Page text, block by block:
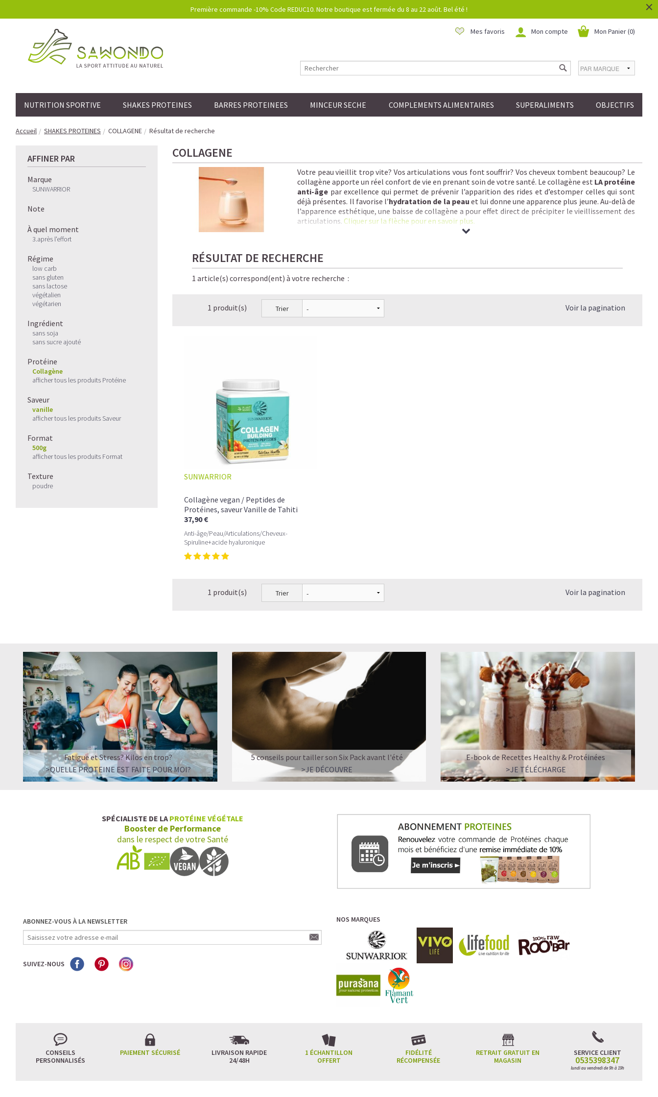
Première commande -10% Code REDUC10. Notre boutique est fermée du 8 au 22 août. Bel été ! ×
Mon Panier (0)
Mon compte
Mes favoris
NUTRITION SPORTIVE SHAKES PROTEINES BARRES PROTEINEES MINCEUR SECHE COMPLEMENTS ALIMENTAIRES SUPERALIMENTS OBJECTIFS
Accueil SHAKES PROTEINES COLLAGENE Résultat de recherche
AFFINER PAR
Marque
SUNWARRIOR
Note
À quel moment
3.après l'effort
Régime
low carb
sans gluten
sans lactose
végétalien
végétarien
Ingrédient
sans soja
sans sucre ajouté
Protéine
Collagène
afficher tous les produits Protéine
Saveur
vanille
afficher tous les produits Saveur
Format
500g
afficher tous les produits Format
Texture
poudre
COLLAGENE
Votre peau vieillit trop vite? Vos articulations vous font souffrir? Vos cheveux tombent beaucoup? Le
collagène apporte un réel confort de vie en prenant soin de votre santé. Le collagène est LA protéine
anti-âge par excellence qui permet de prévenir l’apparition des rides et d’estomper celles qui sont
déjà présentes. Il favorise l’hydratation de la peau et lui donne une apparence plus jeune. Au-delà de
l’apparence esthétique, une baisse de collagène a pour effet direct de précipiter le vieillissement des
articulations. Cliquer sur la flèche pour en savoir plus.
En savoir plus sur notrecollagène végétal:
Les bienfaits méconnus du Collagène
Le Collagène peut-il faire maigrir?
Quelles sont les associations possibles avec le Collagène pour une meilleure efficacité ?
Quand faut-il prendre du Collagène?
Shake protéiné ou Collagène : comment choisir ?
Nos recettes à base de Collagène végan
RÉSULTAT DE RECHERCHE
1 article(s) correspond(ent) à votre recherche :
1 produit(s) Trier Voir la pagination
SUNWARRIOR
Collagène vegan / Peptides de
Protéines, saveur Vanille de Tahiti
37,90 €
Anti-âge/Peau/Articulations/Cheveux-
Spiruline+acide hyaluronique
1 produit(s) Trier Voir la pagination
Fatigue et Stress? Kilos en trop?
>QUELLE PROTEINE EST FAITE POUR MOI?
5 conseils pour tailler son Six Pack avant l'été
>JE DÉCOUVRE
E-book de Recettes Healthy & Protéinées
>JE TÉLÉCHARGE
SPÉCIALISTE DE LA PROTÉINE VÉGÉTALE
Booster de Performance
dans le respect de votre Santé
ABONNEZ-VOUS À LA NEWSLETTER
SUIVEZ-NOUS
NOS MARQUES
CONSEILS
PERSONNALISÉS
PAIEMENT SÉCURISÉ
LIVRAISON RAPIDE
24/48H
1 ÉCHANTILLON
OFFERT
FIDÉLITÉ
RÉCOMPENSÉE
RETRAIT GRATUIT EN
MAGASIN
SERVICE CLIENT
0535398347
lundi au vendredi de 9h à 19h